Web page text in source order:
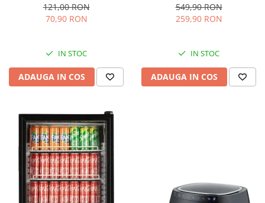
Pulse, Negru
121,00 RON
70,90 RON
IN STOC
ADAUGA IN COS
1300 W, Uscare si indreptare,
Afisaj LCD, Tehnologie cu ioni
549,90 RON
259,90 RON
IN STOC
ADAUGA IN COS